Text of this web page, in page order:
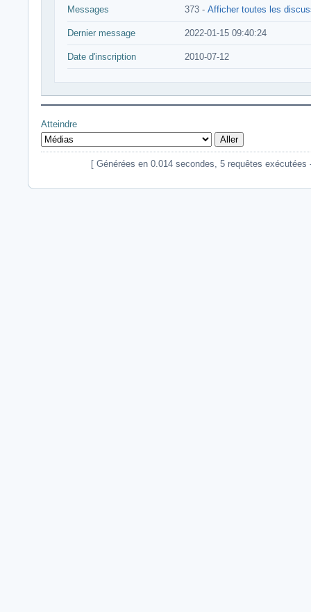
Messages 373 - Afficher toutes les
Dernier message 2022-01-15 09:40:24
Date d'inscription 2010-07-12
Atteindre
[ Générées en 0.014 secondes, 5 requêtes